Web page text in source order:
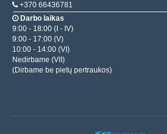
+370 66436781
Darbo laikas
9:00 - 18:00 (I - IV)
9:00 - 17:00 (V)
10:00 - 14:00 (VI)
Nedirbame (VII)
(Dirbame be pietų pertraukos)